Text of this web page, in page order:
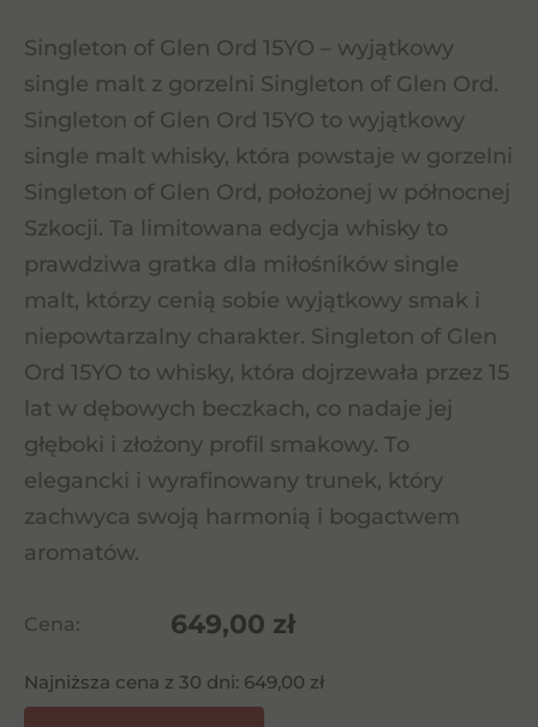
Singleton of Glen Ord 15YO – wyjątkowy
single malt z gorzelni Singleton of Glen Ord.
Singleton of Glen Ord 15YO to wyjątkowy
single malt whisky, która powstaje w gorzelni
Singleton of Glen Ord, położonej w północnej
Szkocji. Ta limitowana edycja whisky to
prawdziwa gratka dla miłośników single
malt, którzy cenią sobie wyjątkowy smak i
niepowtarzalny charakter. Singleton of Glen
Ord 15YO to whisky, która dojrzewała przez 15
lat w dębowych beczkach, co nadaje jej
głęboki i złożony profil smakowy. To
elegancki i wyrafinowany trunek, który
zachwyca swoją harmonią i bogactwem
aromatów.
Cena: 649,00 zł
Najniższa cena z 30 dni: 649,00 zł